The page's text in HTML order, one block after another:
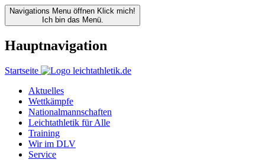
Navigations Menu öffnen Klick mich!
Ich bin das Menü.
Hauptnavigation
Startseite
Aktuelles
Wettkämpfe
Nationalmannschaften
Leichtathletik für Alle
Training
Wir im DLV
Service